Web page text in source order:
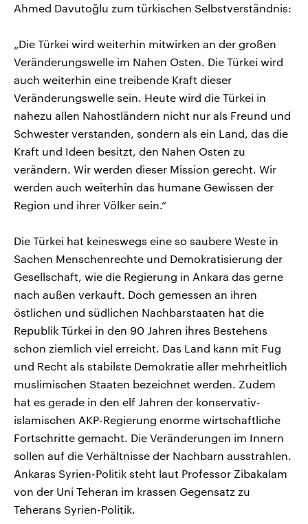
Ahmed Davutoğlu zum türkischen Selbstverständnis:
„Die Türkei wird weiterhin mitwirken an der großen
Veränderungswelle im Nahen Osten. Die Türkei wird
auch weiterhin eine treibende Kraft dieser
Veränderungswelle sein. Heute wird die Türkei in
nahezu allen Nahostländern nicht nur als Freund und
Schwester verstanden, sondern als ein Land, das die
Kraft und Ideen besitzt, den Nahen Osten zu
verändern. Wir werden dieser Mission gerecht. Wir
werden auch weiterhin das humane Gewissen der
Region und ihrer Völker sein.“
Die Türkei hat keineswegs eine so saubere Weste in
Sachen Menschenrechte und Demokratisierung der
Gesellschaft, wie die Regierung in Ankara das gerne
nach außen verkauft. Doch gemessen an ihren
östlichen und südlichen Nachbarstaaten hat die
Republik Türkei in den 90 Jahren ihres Bestehens
schon ziemlich viel erreicht. Das Land kann mit Fug
und Recht als stabilste Demokratie aller mehrheitlich
muslimischen Staaten bezeichnet werden. Zudem
hat es gerade in den elf Jahren der konservativ-
islamischen AKP-Regierung enorme wirtschaftliche
Fortschritte gemacht. Die Veränderungen im Innern
sollen auf die Verhältnisse der Nachbarn ausstrahlen.
Ankaras Syrien-Politik steht laut Professor Zibakalam
von der Uni Teheran im krassen Gegensatz zu
Teherans Syrien-Politik.